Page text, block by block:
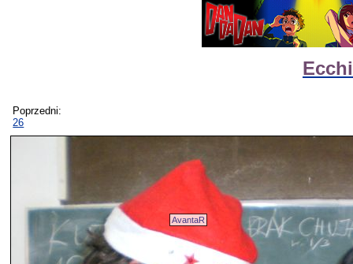
Poprzedni:
26
AvantaR